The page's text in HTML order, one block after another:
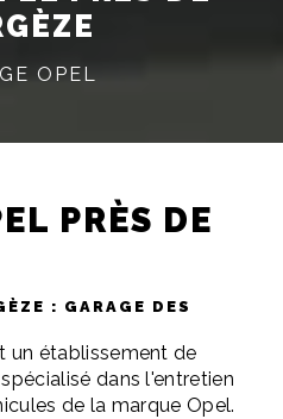
OPEL
PRÈS DE
: GARAGE DES
un établissement de
dans l'entretien
de la marque Opel.